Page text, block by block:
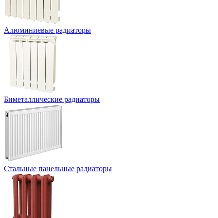
Алюминиевые радиаторы
Биметаллические радиаторы
Стальные панельные радиаторы